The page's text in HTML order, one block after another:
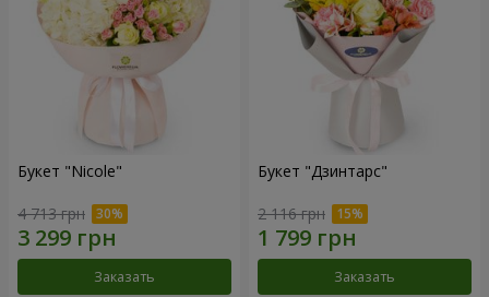
Букет "Nicole"
4 713 грн
Заказать
Букет "Дзинтарс"
2 116 грн
Заказать